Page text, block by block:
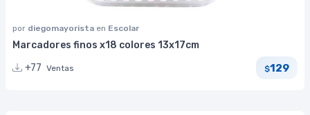
por diegomayorista en Escolar
Marcadores finos x18 colores 13x17cm
+77 Ventas $129